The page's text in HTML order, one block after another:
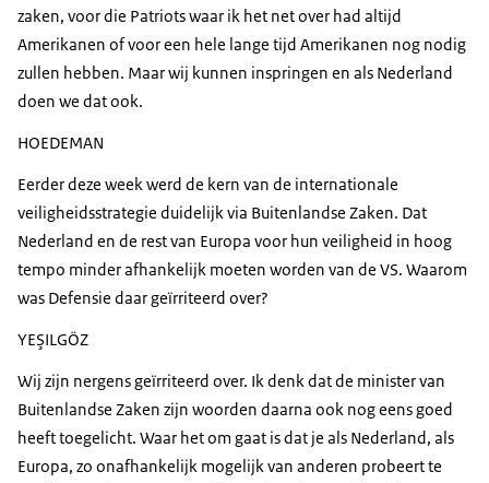
zaken, voor die Patriots waar ik het net over had altijd
Amerikanen of voor een hele lange tijd Amerikanen nog nodig
zullen hebben. Maar wij kunnen inspringen en als Nederland
doen we dat ook.
HOEDEMAN
Eerder deze week werd de kern van de internationale
veiligheidsstrategie duidelijk via Buitenlandse Zaken. Dat
Nederland en de rest van Europa voor hun veiligheid in hoog
tempo minder afhankelijk moeten worden van de VS. Waarom
was Defensie daar geïrriteerd over?
YEŞILGÖZ
Wij zijn nergens geïrriteerd over. Ik denk dat de minister van
Buitenlandse Zaken zijn woorden daarna ook nog eens goed
heeft toegelicht. Waar het om gaat is dat je als Nederland, als
Europa, zo onafhankelijk mogelijk van anderen probeert te